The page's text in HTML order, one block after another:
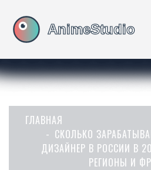
ГЛАВНАЯ
СКОЛЬКО
ДИЗАЙНЕР В РОССИИ В
РЕГИОНЫ И